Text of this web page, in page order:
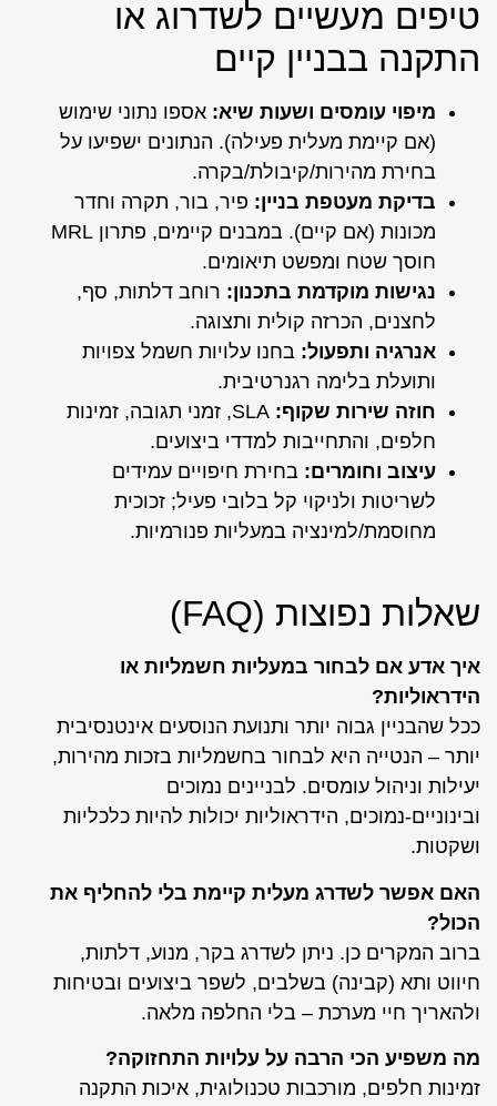
טיפים מעשיים לשדרוג או
התקנה בבניין קיים
מיפוי עומסים ושעות שיא: אספו נתוני שימוש
(אם קיימת מעלית פעילה). הנתונים ישפיעו על
בחירת מהירות/קיבולת/בקרה.
בדיקת מעטפת בניין: פיר, בור, תקרה וחדר
מכונות (אם קיים). במבנים קיימים, פתרון MRL
חוסך שטח ומפשט תיאומים.
נגישות מוקדמת בתכנון: רוחב דלתות, סף,
לחצנים, הכרזה קולית ותצוגה.
אנרגיה ותפעול: בחנו עלויות חשמל צפויות
ותועלת בלימה רגנרטיבית.
חוזה שירות שקוף:
SLA, זמני תגובה, זמינות
חלפים, והתחייבות למדדי ביצועים.
עיצוב וחומרים: בחירת חיפויים עמידים
לשריטות ולניקוי קל בלובי פעיל; זכוכית
מחוסמת/למינציה במעליות פנורמיות.
שאלות נפוצות (FAQ)
איך אדע אם לבחור במעליות חשמליות או
הידראוליות?
ככל שהבניין גבוה יותר ותנועת הנוסעים אינטנסיבית
יותר – הנטייה היא לבחור בחשמליות בזכות מהירות,
יעילות וניהול עומסים. לבניינים נמוכים
ובינוניים-נמוכים, הידראוליות יכולות להיות כלכליות
ושקטות.
האם אפשר לשדרג מעלית קיימת בלי להחליף את
הכול?
ברוב המקרים כן. ניתן לשדרג בקר, מנוע, דלתות,
חיווט ותא (קבינה) בשלבים, לשפר ביצועים ובטיחות
ולהאריך חיי מערכת – בלי החלפה מלאה.
מה משפיע הכי הרבה על עלויות התחזוקה?
זמינות חלפים, מורכבות טכנולוגית, איכות התקנה